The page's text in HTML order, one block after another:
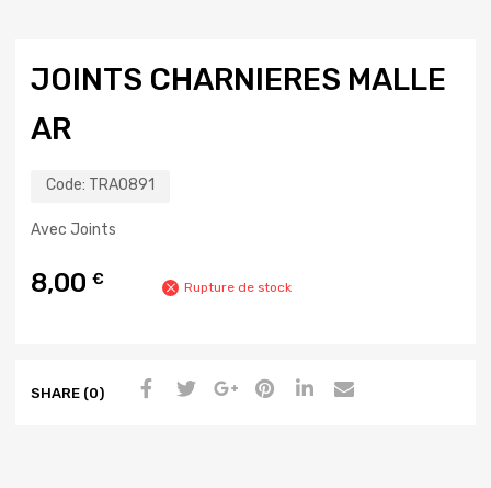
JOINTS CHARNIERES MALLE
AR
Code: TRA0891
Avec Joints
8,00 € Rupture de stock
SHARE (0)